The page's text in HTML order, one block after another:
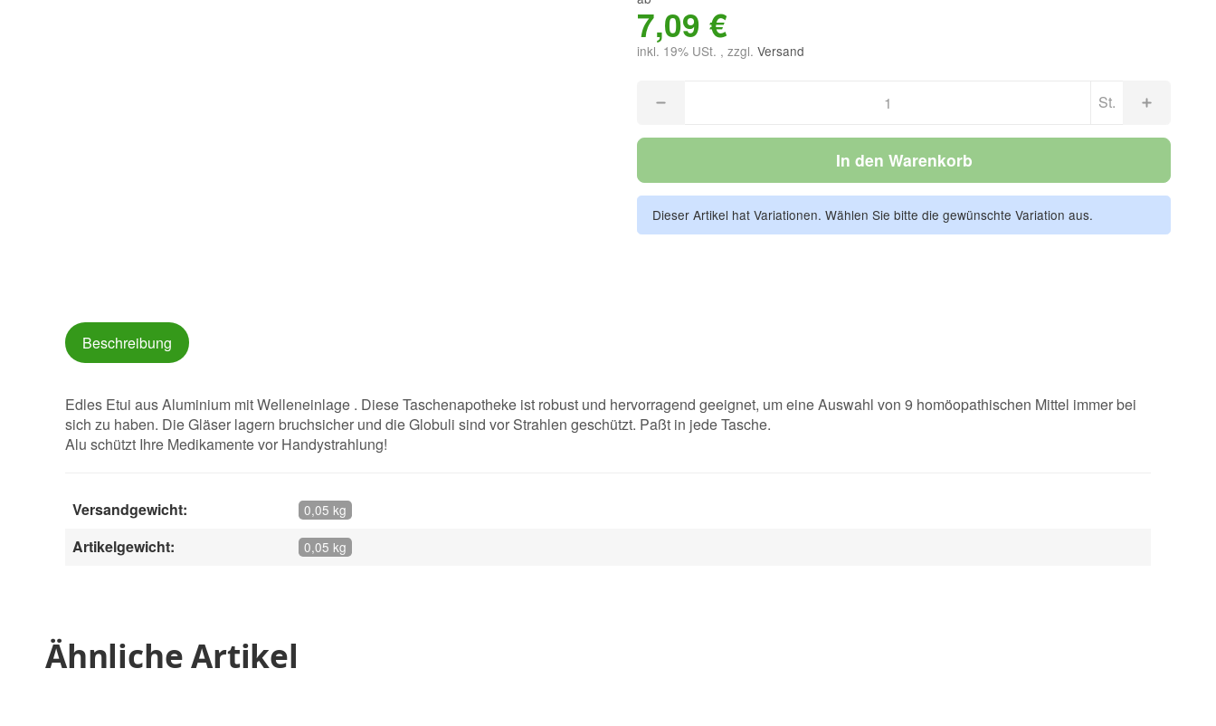
7,09 €
inkl. 19% USt. , zzgl. Versand
St.
In den Warenkorb
Dieser Artikel hat Variationen. Wählen Sie bitte die gewünschte Variation aus.
Beschreibung
Edles Etui aus Aluminium mit Welleneinlage . Diese Taschenapotheke ist robust und hervorragend geeignet, um eine Auswahl von 9 homöopathischen Mittel immer bei
sich zu haben. Die Gläser lagern bruchsicher und die Globuli sind vor Strahlen geschützt. Paßt in jede Tasche.
Alu schützt Ihre Medikamente vor Handystrahlung!
Versandgewicht: 0,05 kg
Artikelgewicht: 0,05 kg
Ähnliche Artikel